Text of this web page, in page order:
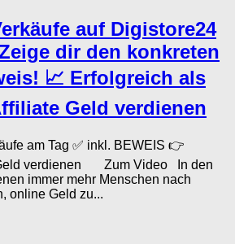
auf Digistore24
dir den konkreten
📈 Erfolgreich als
Geld verdienen
am Tag ✅ inkl. BEWEIS 👉
verdienen Zum Video In den
immer mehr Menschen nach
online Geld zu...